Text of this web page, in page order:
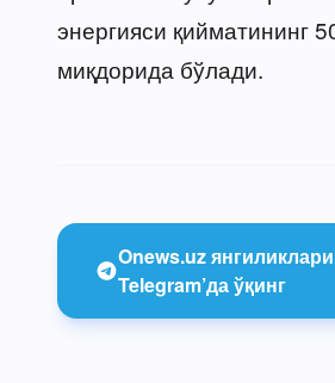
энергияси қийматининг
миқдорида бўлади.
Onews.uz
Telegram’да ўқинг